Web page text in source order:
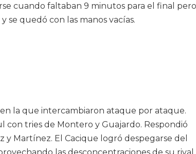
cuando faltaban 9 minutos para el final pero
se quedó con las manos vacías.
la que intercambiaron ataque por ataque.
con tries de Montero y Guajardo. Respondió
y Martínez. El Cacique logró despegarse del